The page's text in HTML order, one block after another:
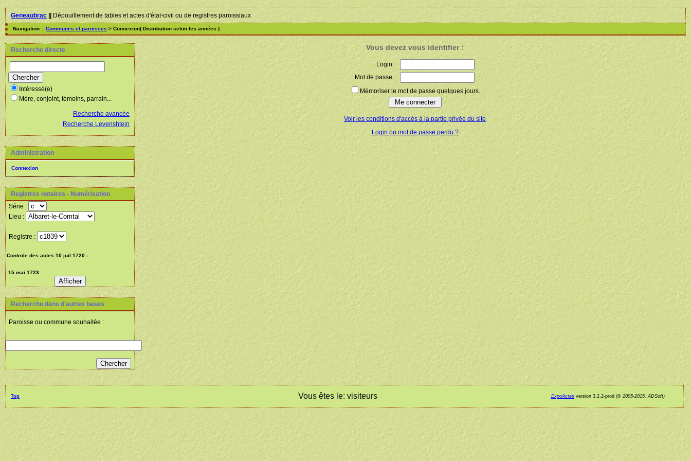
Geneaubrac||Dépouillement de tables et actes d'état-civil ou de registres paroissiaux
Navigation :: Communes et paroisses > Connexion( Distribution selon les années )
Recherche directe
Intéressé(e)
Mère, conjoint, témoins, parrain...
Recherche avancée
Recherche Levenshtein
Administration
Connexion
Registres notaires - Numérisation
Série :
Lieu :
Registre :
Recherche dans d'autres bases
Paroisse ou commune souhaitée :
Vous devez vous identifier :
Login
Mot de passe
Mémoriser le mot de passe quelques jours.
Voir les conditions d'accès à la partie privée du site
Login ou mot de passe perdu ?
Top Vous êtes le: visiteurs ExpoActesversion 3.2.2-prod (©2005-2015, ADSoft)